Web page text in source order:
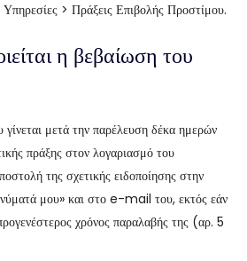
> Πράξεις Επιβολής Προστίμου.
η βεβαίωση του
μετά την παρέλευση δέκα ημερών
πράξης στον λογαριασμό του
της σχετικής ειδοποίησης στην
μου» και στο e-mail του, εκτός εάν
χρόνος παραλαβής της (αρ. 5